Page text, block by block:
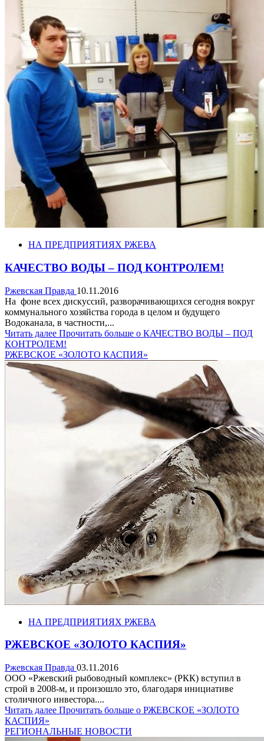
НА ПРЕДПРИЯТИЯХ РЖЕВА
КАЧЕСТВО ВОДЫ – ПОД КОНТРОЛЕМ!
Ржевская Правда 10.11.2016
На фоне всех дискуссий, разворачивающихся сегодня вокруг
коммунального хозяйства города в целом и будущего
Водоканала, в частности,...
Читать далее Прочитать больше о КАЧЕСТВО ВОДЫ – ПОД
КОНТРОЛЕМ!
РЖЕВСКОЕ «ЗОЛОТО КАСПИЯ»
НА ПРЕДПРИЯТИЯХ РЖЕВА
РЖЕВСКОЕ «ЗОЛОТО КАСПИЯ»
Ржевская Правда 03.11.2016
ООО «Ржевский рыбоводный комплекс» (РКК) вступил в
строй в 2008-м, и произошло это, благодаря инициативе
столичного инвестора....
Читать далее Прочитать больше о РЖЕВСКОЕ «ЗОЛОТО
КАСПИЯ»
РЕГИОНАЛЬНЫЕ НОВОСТИ